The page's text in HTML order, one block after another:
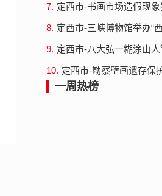
7. 定西市-书画市场造假现
8. 定西市-三峡博物馆举办
9. 定西市-八大弘一糊涂山
10. 定西市-勘察壁画遗存保
一周热榜